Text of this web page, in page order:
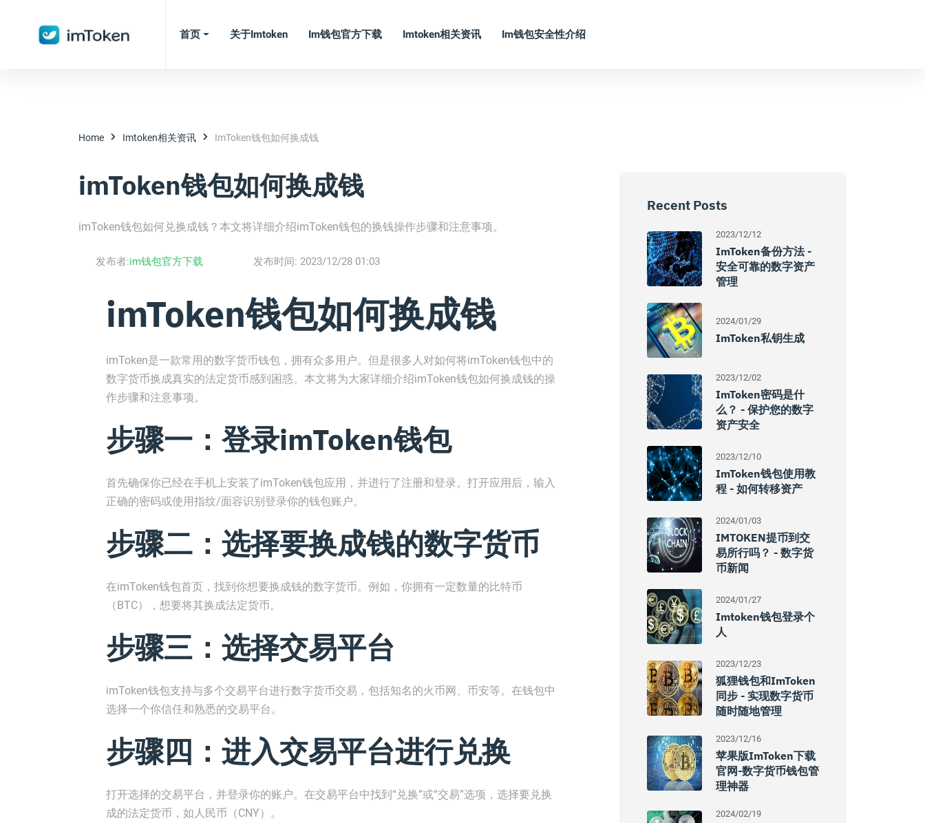
首页 关于imtoken Im钱包官方下载 Imtoken相关资讯 Im钱包安全性介绍
Home Imtoken相关资讯 ImToken钱包如何换成钱
imToken钱包如何换成钱
imToken钱包如何兑换成钱？本文将详细介绍imToken钱包的换钱操作步骤和注意事项。
发布者:im钱包官方下载 发布时间: 2023/12/28 01:03
imToken钱包如何换成钱
imToken是一款常用的数字货币钱包，拥有众多用户。但是很多人对如何将imToken钱包中的
数字货币换成真实的法定货币感到困惑。本文将为大家详细介绍imToken钱包如何换成钱的操
作步骤和注意事项。
步骤一：登录imToken钱包
首先确保你已经在手机上安装了imToken钱包应用，并进行了注册和登录。打开应用后，输入
正确的密码或使用指纹/面容识别登录你的钱包账户。
步骤二：选择要换成钱的数字货币
在imToken钱包首页，找到你想要换成钱的数字货币。例如，你拥有一定数量的比特币
（BTC），想要将其换成法定货币。
步骤三：选择交易平台
imToken钱包支持与多个交易平台进行数字货币交易，包括知名的火币网、币安等。在钱包中
选择一个你信任和熟悉的交易平台。
步骤四：进入交易平台进行兑换
打开选择的交易平台，并登录你的账户。在交易平台中找到“兑换”或“交易”选项，选择要兑换
成的法定货币，如人民币（CNY）。
Recent Posts
2023/12/12
ImToken备份方法 -
安全可靠的数字资产
管理
2024/01/29
ImToken私钥生成
2023/12/02
ImToken密码是什
么？ - 保护您的数字
资产安全
2023/12/10
ImToken钱包使用教
程 - 如何转移资产
2024/01/03
IMTOKEN提币到交
易所行吗？ - 数字货
币新闻
2024/01/27
Imtoken钱包登录个
人
2023/12/23
狐狸钱包和imToken
同步 - 实现数字货币
随时随地管理
2023/12/16
苹果版imToken下载
官网-数字货币钱包管
理神器
2024/02/19